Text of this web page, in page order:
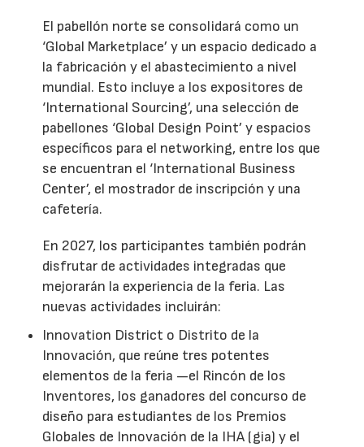
El pabellón norte se consolidará como un
‘Global Marketplace’ y un espacio dedicado a
la fabricación y el abastecimiento a nivel
mundial. Esto incluye a los expositores de
‘International Sourcing’, una selección de
pabellones ‘Global Design Point’ y espacios
específicos para el networking, entre los que
se encuentran el ‘International Business
Center’, el mostrador de inscripción y una
cafetería.
En 2027, los participantes también podrán
disfrutar de actividades integradas que
mejorarán la experiencia de la feria. Las
nuevas actividades incluirán:
Innovation District o Distrito de la
Innovación, que reúne tres potentes
elementos de la feria —el Rincón de los
Inventores, los ganadores del concurso de
diseño para estudiantes de los Premios
Globales de Innovación de la IHA (gia) y el